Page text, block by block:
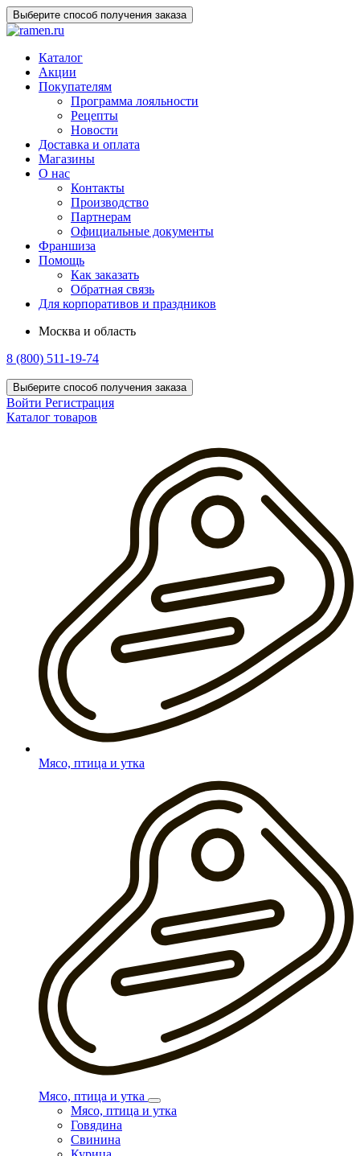
Выберите способ получения заказа
Каталог
Акции
Покупателям
Программа лояльности
Рецепты
Новости
Доставка и оплата
Магазины
О нас
Контакты
Производство
Партнерам
Официальные документы
Франшиза
Помощь
Как заказать
Обратная связь
Для корпоративов и праздников
Москва и область
8 (800) 511-19-74
Выберите способ получения заказа
Войти Регистрация
Каталог товаров
Мясо, птица и утка
Мясо, птица и утка
Мясо, птица и утка
Говядина
Свинина